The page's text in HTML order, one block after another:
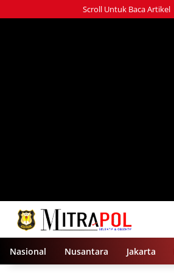
ke
Scroll Untuk Baca Artikel
Nasional Nusantara Jakarta